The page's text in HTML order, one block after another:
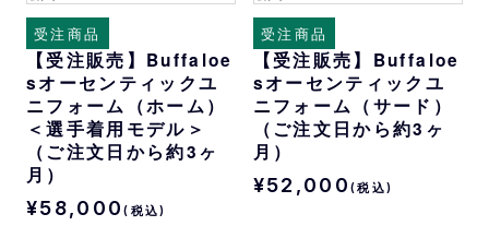
受注商品
【受注販売】Buffaloe
sオーセンティックユ
ニフォーム（ホーム）
＜選手着用モデル＞
（ご注文日から約3ヶ
月）
¥58,000(税込)
受注商品
【受注販売】Buffaloe
sオーセンティックユ
ニフォーム（サード）
（ご注文日から約3ヶ
月）
¥52,000(税込)